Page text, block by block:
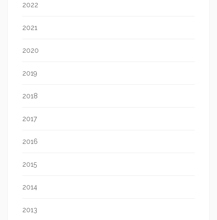
2022
2021
2020
2019
2018
2017
2016
2015
2014
2013